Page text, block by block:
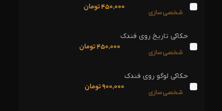
450,000تومان شخصی‌سازی
450,000تومان
حکاکی تاریخ روی فندک
شخصی‌سازی
900,000تومان
حکاکی لوگو روی فندک
شخصی‌سازی